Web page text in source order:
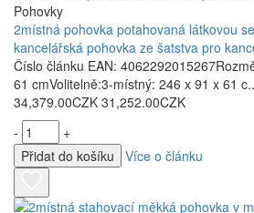
Pohovky
2místná pohovka potahovaná látkovou
kancelářská pohovka ze šatstva pro
Číslo článku EAN:
61 cmVolitelně:3-místný: 246 x 91 x 61 c..
34,379.00CZK 31,252.00CZK
-
+
Přidat do košíku
Více o článku